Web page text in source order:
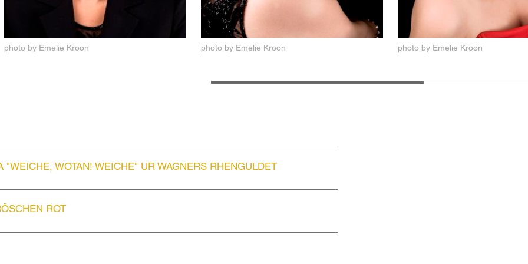
har sjungit
Schwertleite
med Sveriges Radios
och StravinskijsLes Noces,
Malmö Symfoniorkester ledd
i Stockholm redan 1996 som
photo by Emelie Kroon photo by Emelie Kroon photo by Emelie Kroon
"WEICHE, WOTAN! WEICHE" UR WAGNERS RHENGULDET
ROT